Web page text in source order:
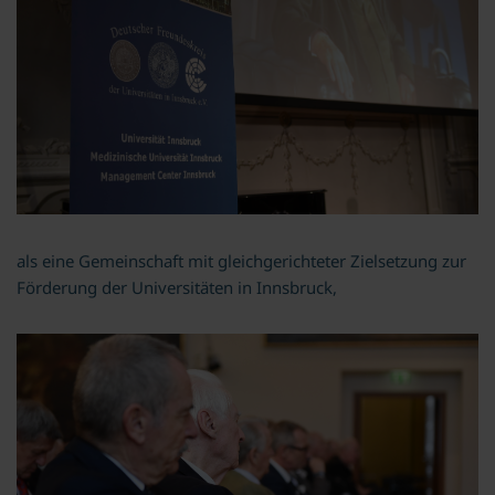
als eine Gemeinschaft mit gleichgerichteter Zielsetzung zur
Förderung der Universitäten in Innsbruck,